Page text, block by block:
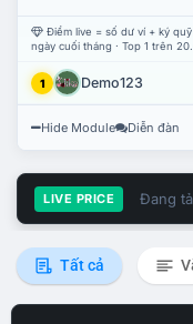
Điểm live = số dư ví + ký
ngày cuối tháng · Top 1 trên
1 Demo123
Hide Module Diễn đàn
LIVE PRICE Đang
Tất cả